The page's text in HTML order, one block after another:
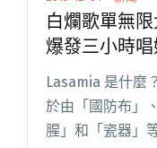
白爛歌單無
爆發三小時
Lasamia 是什麼
於由「國防布」
腥」和「瓷器」